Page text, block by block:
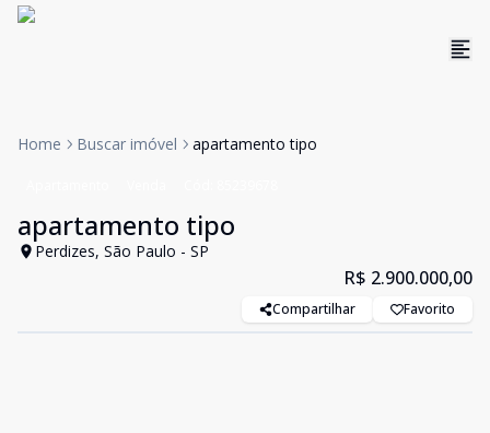
Home Buscar imóvel apartamento tipo
apartamento tipo
Perdizes, São Paulo - SP
R$ 2.900.000,00
Compartilhar Favorito